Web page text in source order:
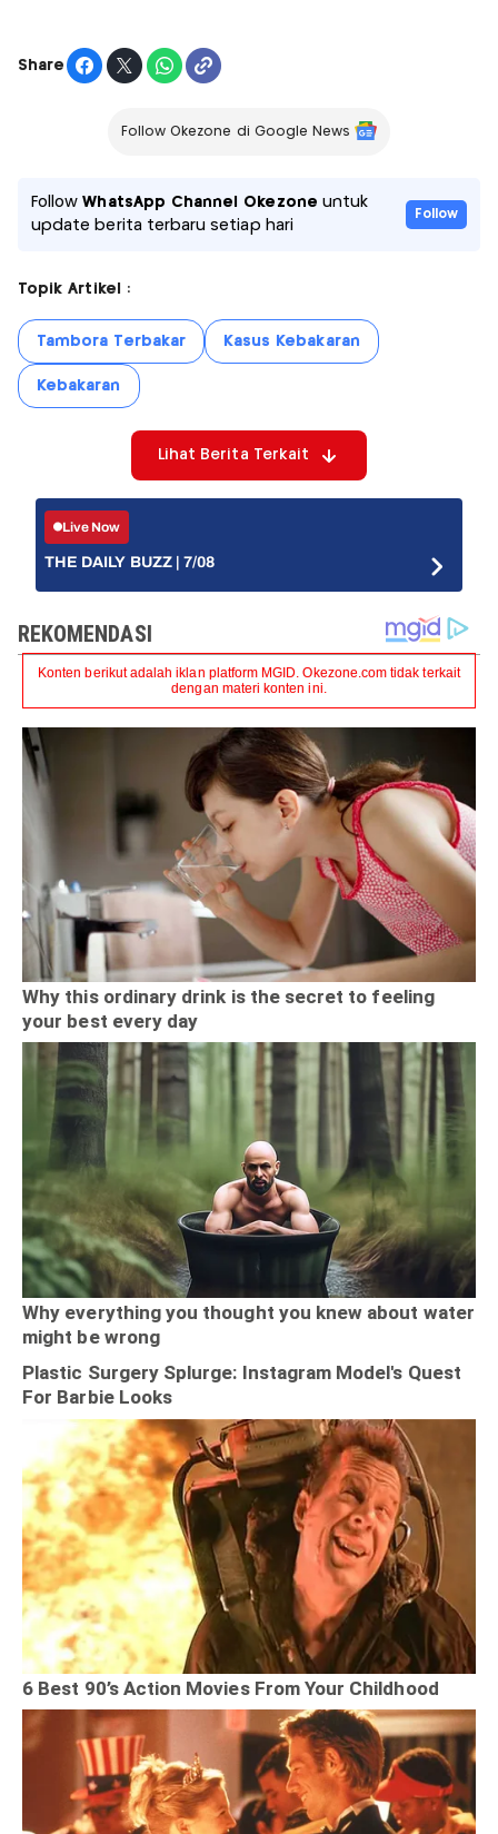
Share
Follow Okezone di Google News
FollowWhatsApp Channel Okezone untuk
update berita terbaru setiap hari
Follow
Topik Artikel :
Tambora Terbakar Kasus Kebakaran
Kebakaran
Lihat Berita Terkait
Live Now
THE DAILY BUZZ | 7/08